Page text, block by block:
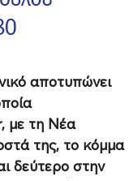
αποτυπώνει
με τη Νέα
της, το κόμμα
δεύτερο στην